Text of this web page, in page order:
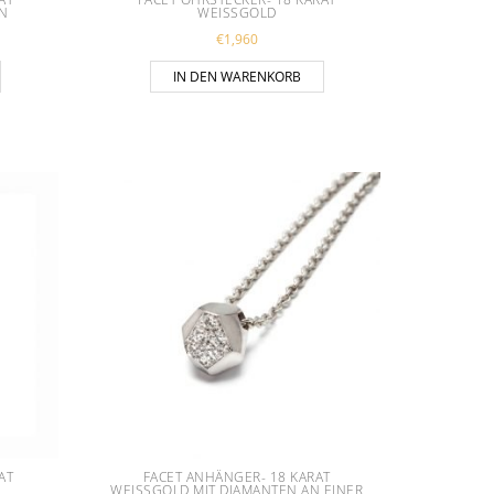
WEISSGOLD
€1,960
IN DEN WARENKORB
FACET ANHÄNGER- 18 KARAT
WEISSGOLD MIT DIAMANTEN AN EINER S